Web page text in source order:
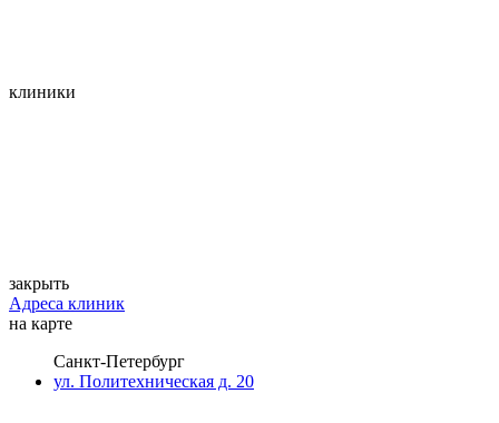
клиники
закрыть
Адреса клиник
на карте
Санкт-Петербург
ул. Политехническая д. 20